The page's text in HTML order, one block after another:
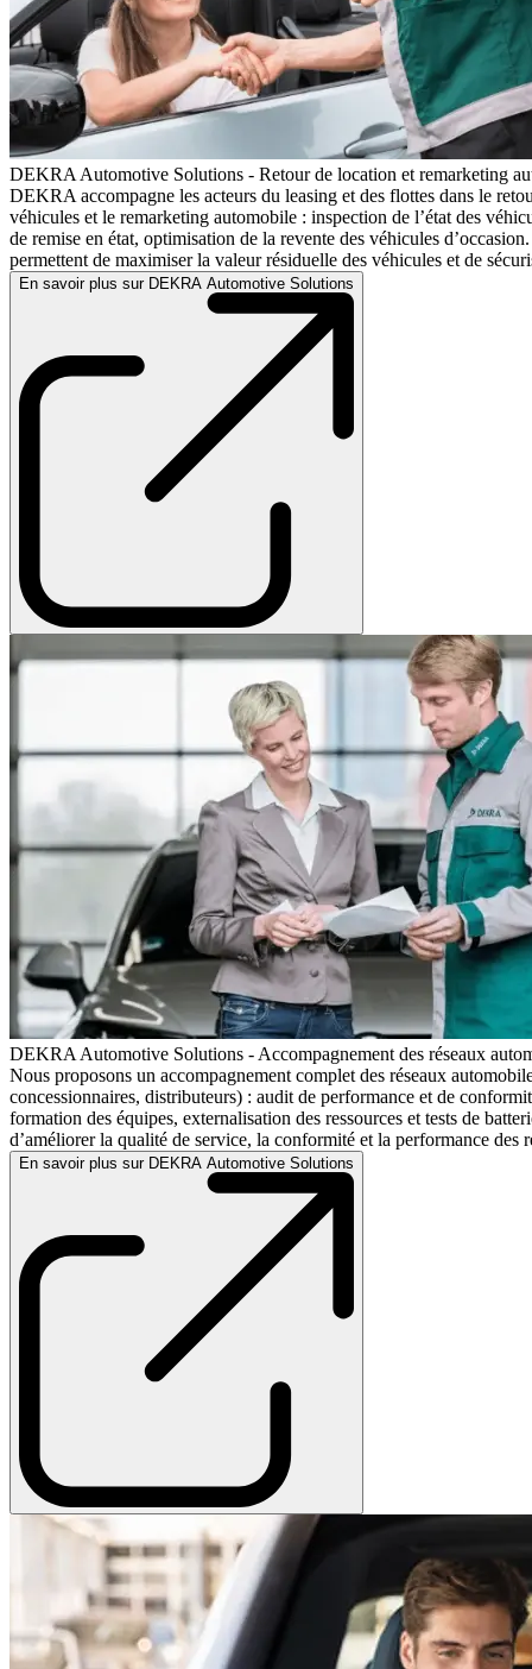
DEKRA Automotive Solutions - Retour de location et remarketing
DEKRA accompagne les acteurs du leasing et des flottes dans le
véhicules et le remarketing automobile : inspection de l’état des
de remise en état, optimisation de la revente des véhicules
permettent de maximiser la valeur résiduelle des véhicules et de
En savoir plus sur DEKRA Automotive Solutions
DEKRA Automotive Solutions - Accompagnement des réseaux
Nous proposons un accompagnement complet des réseaux
concessionnaires, distributeurs) : audit de performance et de
formation des équipes, externalisation des ressources et tests de
d’améliorer la qualité de service, la conformité et la performance des
En savoir plus sur DEKRA Automotive Solutions